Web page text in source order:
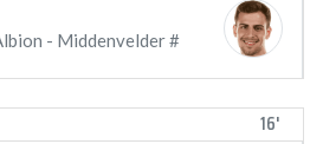
- Middenvelder #
16'